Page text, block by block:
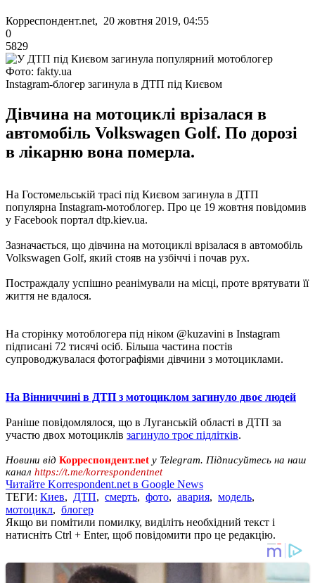
Корреспондент.net, 20 жовтня 2019, 04:55
0
5829
Фото: fakty.ua
Instagram-блогер загинула в ДТП під Києвом
Дівчина на мотоциклі врізалася в
автомобіль Volkswagen Golf. По дорозі
в лікарню вона померла.
На Гостомельській трасі під Києвом загинула в ДТП
популярна Instagram-мотоблогер. Про це 19 жовтня повідомив
у Facebook портал dtp.kiev.ua.
Зазначається, що дівчина на мотоциклі врізалася в автомобіль
Volkswagen Golf, який стояв на узбіччі і почав рух.
Постраждалу успішно реанімували на місці, проте врятувати її
життя не вдалося.
На сторінку мотоблогера під ніком @kuzavini в Instagram
підписані 72 тисячі осіб. Більша частина постів
супроводжувалася фотографіями дівчини з мотоциклами.
На Вінниччині в ДТП з мотоциклом загинуло двоє людей
Раніше повідомлялося, що в Луганській області в ДТП за
участю двох мотоциклів загинуло троє підлітків.
Новини від Корреспондент.net у Telegram. Підписуйтесь на наш
канал https://t.me/korrespondentnet
Читайте Korrespondent.net в Google News
ТЕГИ: Киев, ДТП, смерть, фото, авария, модель,
мотоцикл, блогер
Якщо ви помітили помилку, виділіть необхідний текст і
натисніть Ctrl + Enter, щоб повідомити про це редакцію.